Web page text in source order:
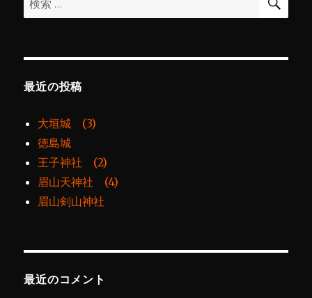
ン
索:
最近の投稿
大垣城 (3)
徳島城
王子神社 (2)
眉山天神社 (4)
眉山剣山神社
最近のコメント